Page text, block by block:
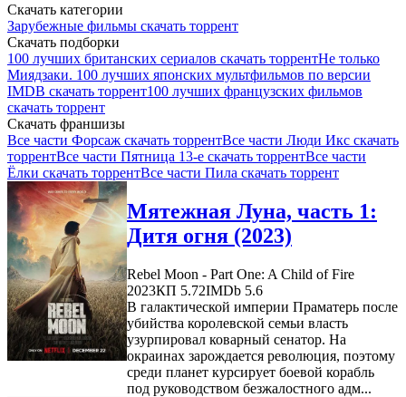
Скачать категории
Зарубежные фильмы скачать торрент
Скачать подборки
100 лучших британских сериалов скачать торрентНе только
Миядзаки. 100 лучших японских мультфильмов по версии
IMDB скачать торрент100 лучших французских фильмов
скачать торрент
Скачать франшизы
Все части Форсаж скачать торрентВсе части Люди Икс скачать
торрентВсе части Пятница 13-е скачать торрентВсе части
Ёлки скачать торрентВсе части Пила скачать торрент
Мятежная Луна, часть 1:
Дитя огня (2023)
Rebel Moon - Part One: A Child of Fire
2023КП 5.72IMDb 5.6
В галактической империи Праматерь после
убийства королевской семьи власть
узурпировал коварный сенатор. На
окраинах зарождается революция, поэтому
среди планет курсирует боевой корабль
под руководством безжалостного адм...